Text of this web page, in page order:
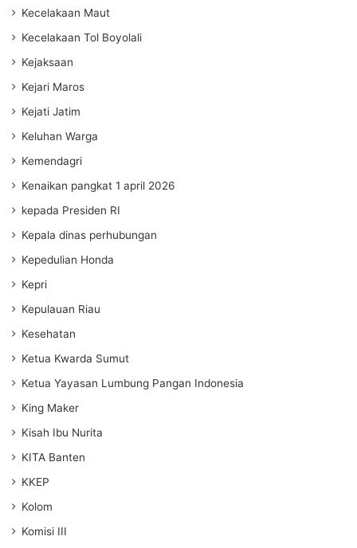
Kecelakaan Maut
Kecelakaan Tol Boyolali
Kejaksaan
Kejari Maros
Kejati Jatim
Keluhan Warga
Kemendagri
Kenaikan pangkat 1 april 2026
kepada Presiden RI
Kepala dinas perhubungan
Kepedulian Honda
Kepri
Kepulauan Riau
Kesehatan
Ketua Kwarda Sumut
Ketua Yayasan Lumbung Pangan Indonesia
King Maker
Kisah Ibu Nurita
KITA Banten
KKEP
Kolom
Komisi III